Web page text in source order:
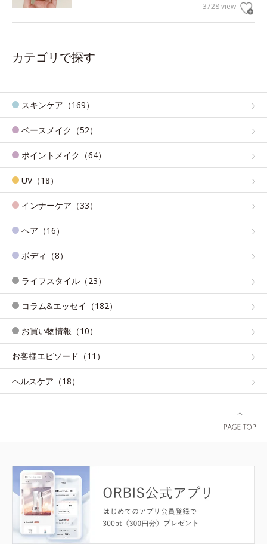
3728 view
カテゴリで探す
スキンケア（169）
ベースメイク（52）
ポイントメイク（64）
UV（18）
インナーケア（33）
ヘア（16）
ボディ（8）
ライフスタイル（23）
コラム&エッセイ（182）
お買い物情報（10）
お客様エピソード（11）
ヘルスケア（18）